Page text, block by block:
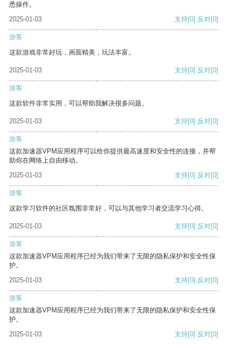
悉操作。
2025-01-03
支持[0] 反对[0]
游客
这款游戏非常好玩，画面精美，玩法丰富。
2025-01-03 支持[0] 反对[0]
游客
这款软件非常实用，可以帮助我解决很多问题。
2025-01-03 支持[0] 反对[0]
游客
这款加速器VPM应用程序可以给你提供最高速度和安全性的连接，并帮
助你在网络上自由移动。
2025-01-03
支持[0] 反对[0]
游客
这款学习软件的社区氛围非常好，可以与其他学习者交流学习心得。
2025-01-03 支持[0] 反对[0]
游客
这款加速器VPM应用程序已经为我们带来了无限的隐私保护和安全性保
护。
2025-01-03
支持[0] 反对[0]
游客
这款加速器VPM应用程序已经为我们带来了无限的隐私保护和安全性保
护。
2025-01-03
支持[0] 反对[0]